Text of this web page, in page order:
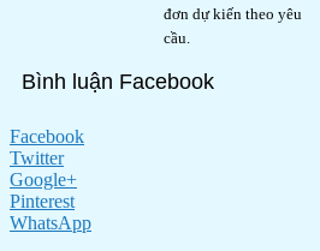
đơn dự kiến theo yêu
cầu.
Bình luận Facebook
Facebook
Twitter
Google+
Pinterest
WhatsApp